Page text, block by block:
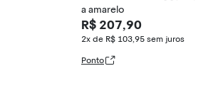
a amarelo
R$ 207,90
2x de R$ 103,95 sem juros
Ponto